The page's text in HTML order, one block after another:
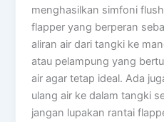
menghasilkan simfoni
flapper yang berperan
aliran air dari tangki ke
atau pelampung yang
air agar tetap ideal. Ada
ulang air ke dalam tangki
jangan lupakan rantai